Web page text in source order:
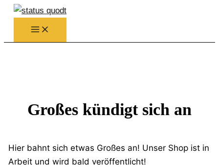
Zum
Inhalt
springen
Großes kündigt sich an
Hier bahnt sich etwas Großes an! Unser Shop ist in
Arbeit und wird bald veröffentlicht!